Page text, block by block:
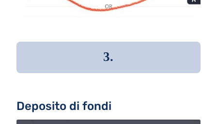
3.
Deposito di fondi